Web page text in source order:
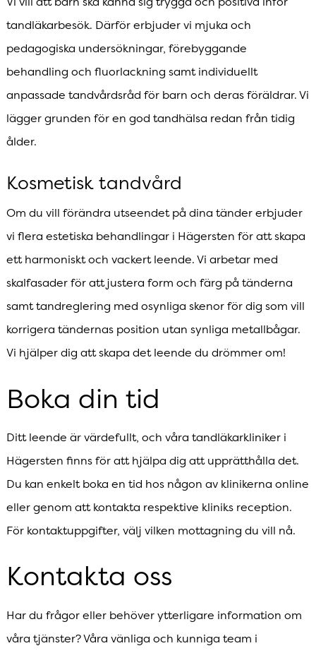
tandläkarbesök. Därför erbjuder vi mjuka och
pedagogiska undersökningar, förebyggande
behandling och fluorlackning samt individuellt
anpassade tandvårdsråd för barn och deras föräldrar. Vi
lägger grunden för en god tandhälsa redan från tidig
ålder.
Kosmetisk tandvård
Om du vill förändra utseendet på dina tänder erbjuder
vi flera estetiska behandlingar i Hägersten för att skapa
ett harmoniskt och vackert leende. Vi arbetar med
skalfasader för att justera form och färg på tänderna
samt tandreglering med osynliga skenor för dig som vill
korrigera tändernas position utan synliga metallbågar.
Vi hjälper dig att skapa det leende du drömmer om!
Boka din tid
Ditt leende är värdefullt, och våra tandläkarkliniker i
Hägersten finns för att hjälpa dig att upprätthålla det.
Du kan enkelt boka en tid hos någon av klinikerna online
eller genom att kontakta respektive kliniks reception.
För kontaktuppgifter, välj vilken mottagning du vill nå.
Kontakta oss
Har du frågor eller behöver ytterligare information om
våra tjänster? Våra vänliga och kunniga team i